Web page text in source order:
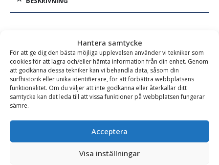
Hantera samtycke
För att ge dig den bästa möjliga upplevelsen använder vi tekniker som
cookies för att lagra och/eller hämta information från din enhet. Genom
att godkänna dessa tekniker kan vi behandla data, såsom din
surfhistorik eller unika identifierare, för att förbättra webbplatsens
funktionalitet. Om du väljer att inte godkänna eller återkallar ditt
samtycke kan det leda till att vissa funktioner på webbplatsen fungerar
sämre.
Acceptera
Visa inställningar
2200 mm, djup 1150 mm, vikt 400 kg, för maskinvikt 4-9
ton
Frontplaneringsskopa för traktor och hjullastare – för
exakt markutjämning.En robust och högpresterande
frontplaneringsskopa för traktorer, hjullastare och
noggrann finplanering, markjustering och materialfördelning –
ett oumbärligt redskap inom både entreprenad och lantbruk.
Material och konstruktion: